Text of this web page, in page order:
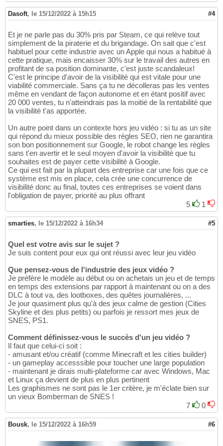
Dasoft, le 15/12/2022 à 15h15 #4
Et je ne parle pas du 30% pris par Steam, ce qui relève tout
simplement de la piraterie et du brigandage. On sait que c'est
habituel pour cette industrie avec un Apple qui nous a habitué à
cette pratique, mais encaisser 30% sur le travail des autres en
profitant de sa position dominante, c'est juste scandaleux!
C'est le principe d'avoir de la visibilité qui est vitale pour une
viabilité commerciale. Sans ça tu ne décolleras pas les ventes
même en vendant de façon autonome et en étant positif avec
20 000 ventes, tu n'atteindrais pas la moitié de la rentabilité que
la visibilité t'as apportée.
Un autre point dans un contexte hors jeu vidéo : si tu as un site
qui répond du mieux possible des règles SEO, rien ne garantira
son bon positionnement sur Google, le robot change les règles
sans t'en avertir et le seul moyen d'avoir la visibilité que tu
souhaites est de payer cette visibilité à Google.
Ce qui est fait par la plupart des entreprise car une fois que ce
système est mis en place, cela crée une concurrence de
visibilité donc au final, toutes ces entreprises se voient dans
l'obligation de payer, priorité au plus offrant
5
1
smarties, le 15/12/2022 à 16h34 #5
Quel est votre avis sur le sujet ?
Je suis content pour eux qui ont réussi avec leur jeu vidéo
Que pensez-vous de l'industrie des jeux vidéo ?
Je préfère le modèle au début ou on achetais un jeu et de temps
en temps des extensions par rapport à maintenant ou on a des
DLC à tout va, des lootboxes, des quêtes journalières, ...
Je jour quasiment plus qu'à des jeux calme de gestion (Cities
Skyline et des plus petits) ou parfois je ressort mes jeux de
SNES, PS1.
Comment définissez-vous le succès d'un jeu vidéo ?
Il faut que celui-ci soit :
- amusant et/ou créatif (comme Minecraft et les cities builder)
- un gameplay accesssible pour toucher une large population
- maintenant je dirais multi-plateforme car avec Windows, Mac
et Linux ça devient de plus en plus pertinent
Les graphismes ne sont pas le 1er critère, je m'éclate bien sur
un vieux Bomberman de SNES !
7
0
Bousk, le 15/12/2022 à 16h59 #6